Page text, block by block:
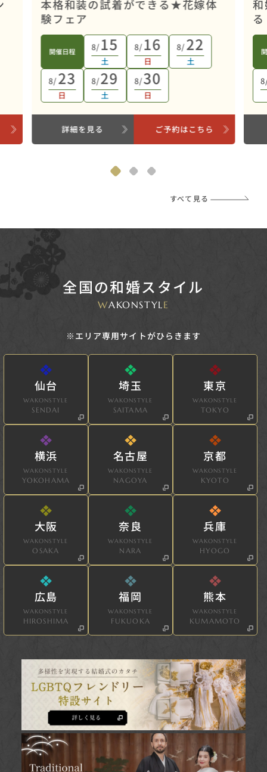
本格和装の試着ができる★花嫁体
験フェア
開催日程 8/15
土
8/16
日
8/22
土
8/23
日
8/29
土
8/30
日
詳細を見る ご予約はこちら
すべて見る
全国の和婚スタイル
WAKONSTYL E
※エリア専用サイトがひらきます
仙台
WAKONSTYLE
SENDAI
埼玉
WAKONSTYLE
SAITAMA
東京
WAKONSTYLE
TOKYO
横浜
WAKONSTYLE
YOKOHAMA
名古屋
WAKONSTYLE
NAGOYA
京都
WAKONSTYLE
KYOTO
大阪
WAKONSTYLE
OSAKA
奈良
WAKONSTYLE
NARA
兵庫
WAKONSTYLE
HYOGO
広島
WAKONSTYLE
HIROSHIMA
福岡
WAKONSTYLE
FUKUOKA
熊本
WAKONSTYLE
KUMAMOTO